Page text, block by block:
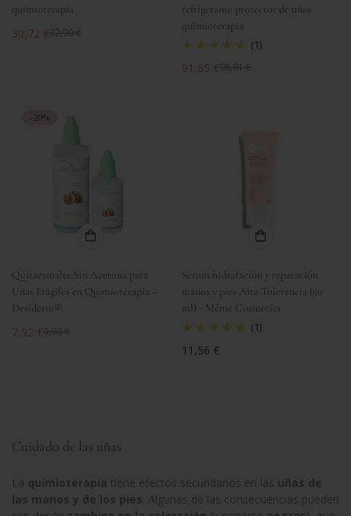
quimioterapia
Precio
30,72 €
Precio
32,90 €
refrigerante protector de uñas
quimioterapia
(1)
Precio
91,65 €
Precio
98,91 €
-20%
Quitaesmalte Sin Acetona para
Uñas Frágiles en Quimioterapia –
Desiderm®
Precio
7,92 €
Precio9,90 €
Serum hidratación y reparación
manos y pies Alta Tolerancia (50
ml) - Même Cosmetics
(1)
Precio
11,56 €
Cuidado de las uñas
La quimioterapia tiene efectos secundarios en las uñas de
las manos y de los pies . Algunas de las consecuencias pueden